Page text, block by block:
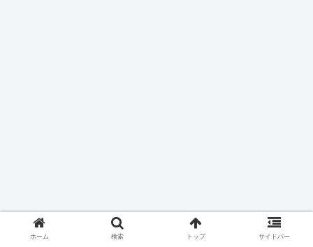
ホーム 検索 トップ サイドバー